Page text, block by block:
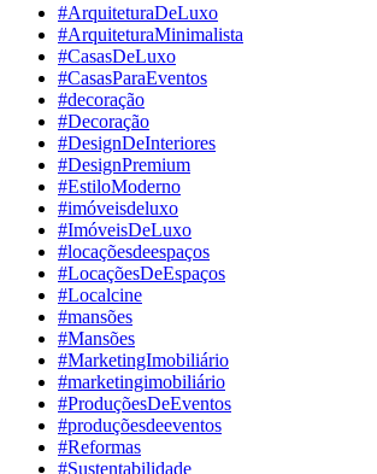
#ArquiteturaDeLuxo
#ArquiteturaMinimalista
#CasasDeLuxo
#CasasParaEventos
#decoração
#Decoração
#DesignDeInteriores
#DesignPremium
#EstiloModerno
#imóveisdeluxo
#ImóveisDeLuxo
#locaçõesdeespaços
#LocaçõesDeEspaços
#Localcine
#mansões
#Mansões
#MarketingImobiliário
#marketingimobiliário
#ProduçõesDeEventos
#produçõesdeeventos
#Reformas
#Sustentabilidade